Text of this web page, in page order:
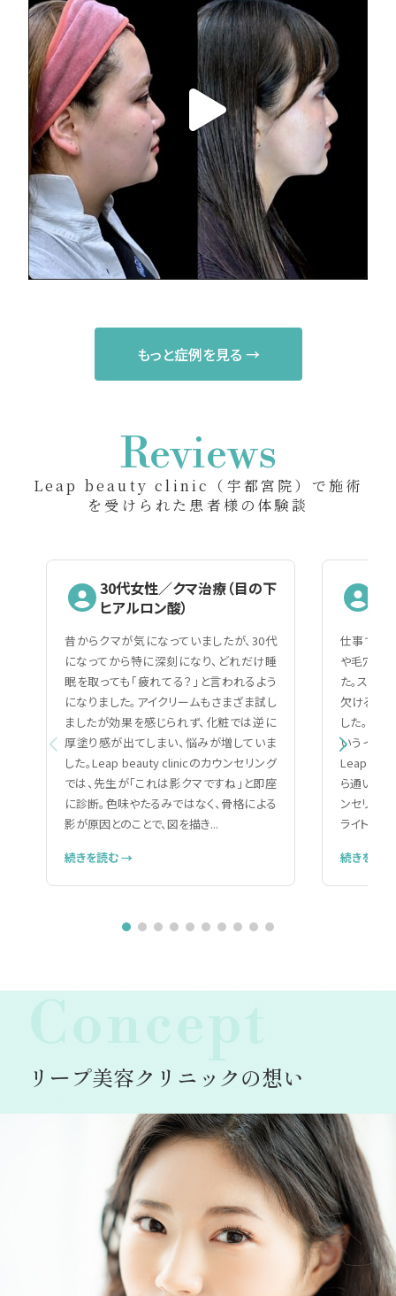
もっと症例を見る →
Reviews
Leap beauty clinic（宇都宮院）で施術
を受けられた患者様の体験談
30代女性／クマ治療（目の下
ヒアルロン酸）
昔からクマが気になっていましたが、30代
になってから特に深刻になり、どれだけ睡
眠を取っても「疲れてる？」と言われるよう
になりました。アイクリームもさまざま試し
ましたが効果を感じられず、化粧では逆に
厚塗り感が出てしまい、悩みが増していま
した。Leap beauty clinicのカウンセリング
では、先生が「これは影クマですね」と即座
に診断。色味やたるみではなく、骨格による
影が原因とのことで、図を描き...
続きを読む →
仕事で人
や毛穴の
た。スキ
欠ける自
した。美
いうイメ
Leap
ら通いや
ンセリン
ライトで細
続きを読
リープ美容クリニックの想い